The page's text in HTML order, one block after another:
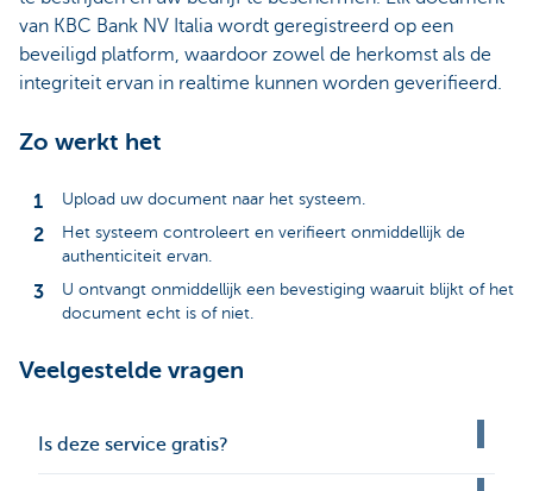
van KBC Bank NV Italia wordt geregistreerd op een
beveiligd platform, waardoor zowel de herkomst als de
integriteit ervan in realtime kunnen worden geverifieerd.
Zo werkt het
Upload uw document naar het systeem.
Het systeem controleert en verifieert onmiddellijk de
authenticiteit ervan.
U ontvangt onmiddellijk een bevestiging waaruit blijkt of het
document echt is of niet.
Veelgestelde vragen
Is deze service gratis?